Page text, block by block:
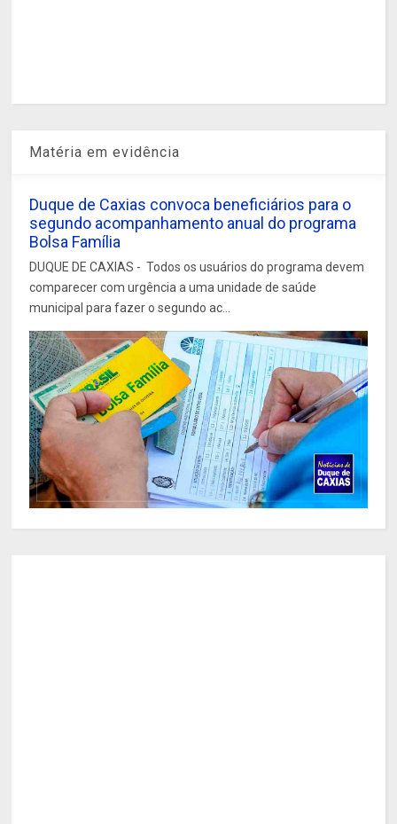
Matéria em evidência
Duque de Caxias convoca beneficiários para o
segundo acompanhamento anual do programa
Bolsa Família
DUQUE DE CAXIAS - Todos os usuários do programa devem
comparecer com urgência a uma unidade de saúde
municipal para fazer o segundo ac...